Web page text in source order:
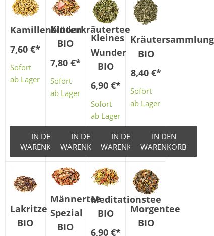
Kamillenblüten
7,60 €*
Sofort
ab Lager
IN DEN
WARENKORB
Kinderkräutertee
BIO
7,80 €*
Sofort
ab Lager
IN DEN
WARENKORB
Kleines
Wunder
BIO
6,90 €*
Sofort
ab Lager
IN DEN
WARENKORB
Kräutersammlung
BIO
8,40 €*
Sofort
ab Lager
IN DEN
WARENKORB
Lakritze
BIO
Männertee
Spezial
BIO
Meditationstee
BIO
6,90 €*
Morgentee
BIO